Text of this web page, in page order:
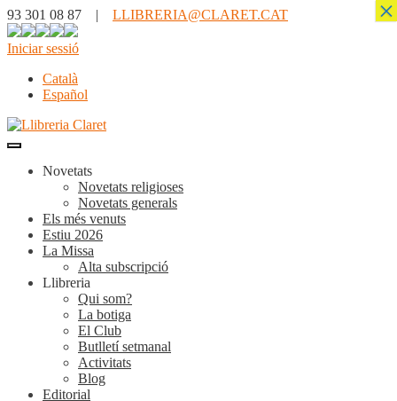
93 301 08 87 | LLIBRERIA@CLARET.CAT
Iniciar sessió
Català
Español
Novetats
Novetats religioses
Novetats generals
Els més venuts
Estiu 2026
La Missa
Alta subscripció
Llibreria
Qui som?
La botiga
El Club
Butlletí setmanal
Activitats
Blog
Editorial
×